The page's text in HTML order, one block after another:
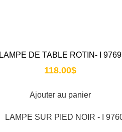
LAMPE DE TABLE ROTIN- I 9769
118.00$
Ajouter au panier